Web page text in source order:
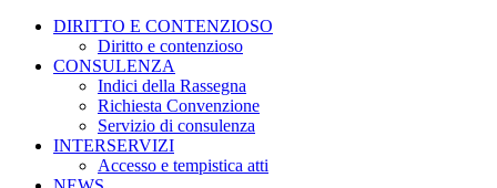
DIRITTO E CONTENZIOSO
Diritto e contenzioso
CONSULENZA
Indici della Rassegna
Richiesta Convenzione
Servizio di consulenza
INTERSERVIZI
Accesso e tempistica atti